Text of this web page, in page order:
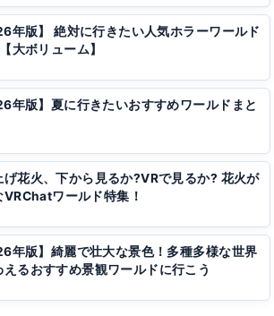
年版】 絶対に行きたい人気ホラーワールド
大ボリューム】
年版】夏に行きたいおすすめワールドまと
げ花火、下から見るか?VRで見るか? 花火が
VRChatワールド特集！
年版】綺麗で壮大な景色！多種多様な世界
えるおすすめ景観ワールドに行こう